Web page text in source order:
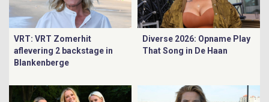
VRT: VRT Zomerhit
aflevering 2 backstage in
Blankenberge
Diverse 2026: Opname Play
That Song in De Haan